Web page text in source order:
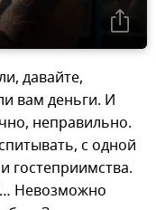
давайте,
вам деньги. И
неправильно.
с одной
гостеприимства.
Невозможно